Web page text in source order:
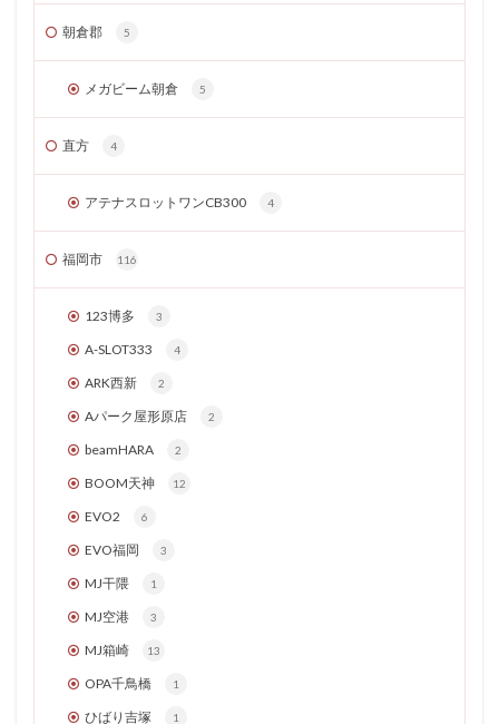
朝倉郡 5
メガビーム朝倉 5
直方 4
アテナスロットワンCB300 4
福岡市 116
123博多 3
A-SLOT333 4
ARK西新 2
Aパーク屋形原店 2
beamHARA 2
BOOM天神 12
EVO2 6
EVO福岡 3
MJ干隈 1
MJ空港 3
MJ箱崎 13
OPA千鳥橋 1
ひばり吉塚 1